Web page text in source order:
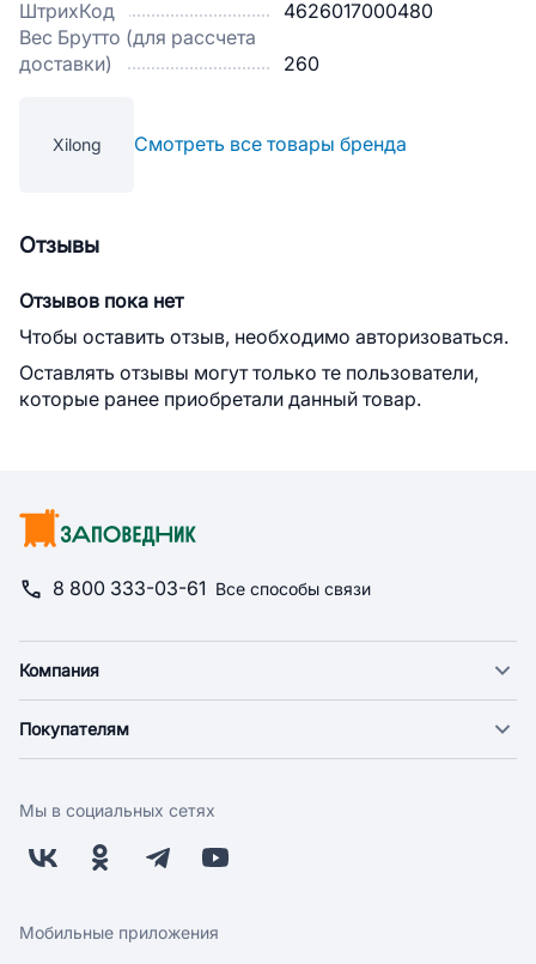
ШтрихКод
4626017000480
Вес Брутто (для рассчета
доставки)
260
Xilong Смотреть все товары бренда
Отзывы
Отзывов пока нет
Чтобы оставить отзыв, необходимо авторизоваться.
Оставлять отзывы могут только те пользователи,
которые ранее приобретали данный товар.
8 800 333-03-61 Все способы связи
Компания
Новости
Поставщикам
Заводчикам
Обратная связь
Покупателям
Оплата
Бонусная программа
Скидки и акции
Мы в социальных сетях
Мобильные приложения